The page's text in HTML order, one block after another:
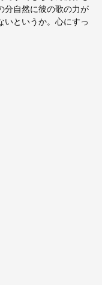
分自然に彼の歌の力が
いというか。心にすっ